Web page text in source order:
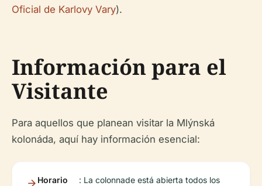
Oficial de Karlovy Vary).
Información para el
Visitante
Para aquellos que planean visitar la Mlýnská
kolonáda, aquí hay información esencial:
Horario
: La colonnade está abierta todos los